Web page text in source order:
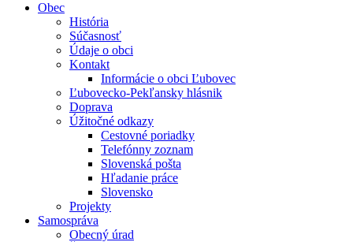
Obec
História
Súčasnosť
Údaje o obci
Kontakt
Informácie o obci Ľubovec
Ľubovecko-Pekľansky hlásnik
Doprava
Úžitočné odkazy
Cestovné poriadky
Telefónny zoznam
Slovenská pošta
Hľadanie práce
Slovensko
Projekty
Samospráva
Obecný úrad